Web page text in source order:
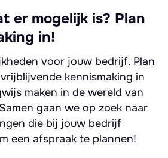
er mogelijk is? Plan
in!
voor jouw bedrijf. Plan
kennismaking in
maken in de wereld van
gaan we op zoek naar
die bij jouw bedrijf
een afspraak te plannen!